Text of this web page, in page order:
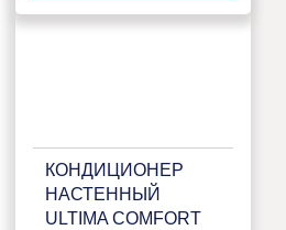
КОНДИЦИОНЕР
НАСТЕННЫЙ
ULTIMA COMFORT